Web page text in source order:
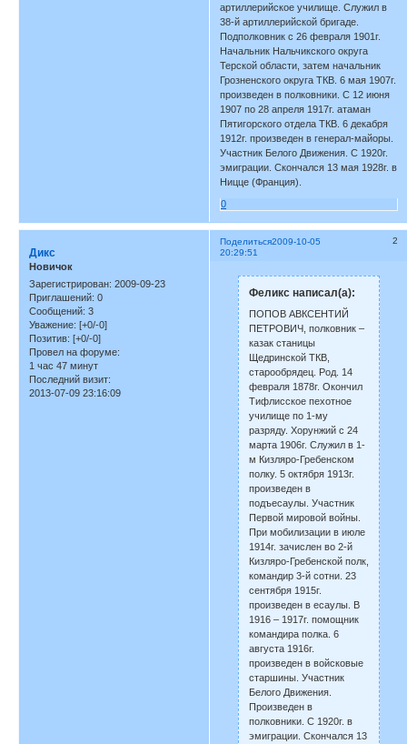
артиллерийское училище. Служил в
38-й артиллерийской бригаде.
Подполковник с 26 февраля 1901г.
Начальник Нальчикского округа
Терской области, затем начальник
Грозненского округа ТКВ. 6 мая 1907г.
произведен в полковники. С 12 июня
1907 по 28 апреля 1917г. атаман
Пятигорского отдела ТКВ. 6 декабря
1912г. произведен в генерал-майоры.
Участник Белого Движения. С 1920г.
эмиграции. Скончался 13 мая 1928г. в
Ницце (Франция).
0
Поделиться 2
2009-10-05
20:29:51
Дикс
Новичок
Зарегистрирован: 2009-09-23
Приглашений: 0
Сообщений: 3
Уважение: [+0/-0]
Позитив: [+0/-0]
Провел на форуме:
1 час 47 минут
Последний визит:
2013-07-09 23:16:09
Феликс написал(а):
ПОПОВ АВКСЕНТИЙ
ПЕТРОВИЧ, полковник –
казак станицы
Щедринской ТКВ,
старообрядец. Род. 14
февраля 1878г. Окончил
Тифлисское пехотное
училище по 1-му
разряду. Хорунжий с 24
марта 1906г. Служил в 1-
м Кизляро-Гребенском
полку. 5 октября 1913г.
произведен в
подъесаулы. Участник
Первой мировой войны.
При мобилизации в июле
1914г. зачислен во 2-й
Кизляро-Гребенской полк,
командир 3-й сотни. 23
сентября 1915г.
произведен в есаулы. В
1916 – 1917г. помощник
командира полка. 6
августа 1916г.
произведен в войсковые
старшины. Участник
Белого Движения.
Произведен в
полковники. С 1920г. в
эмиграции. Скончался 13